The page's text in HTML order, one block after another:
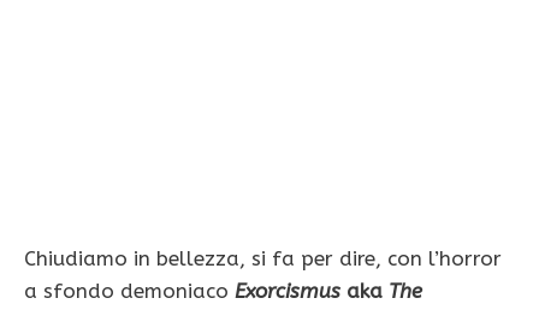
Chiudiamo in bellezza, si fa per dire, con l’horror
a sfondo demoniaco Exorcismus aka The